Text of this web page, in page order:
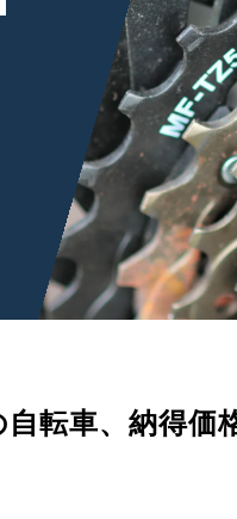
転車、 納得価